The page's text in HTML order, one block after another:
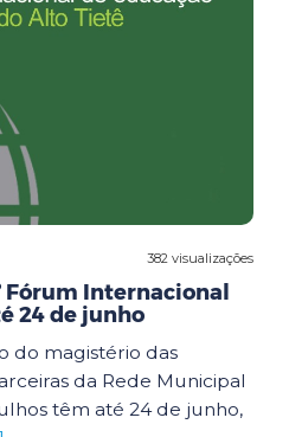
382 visualizações
Fórum Internacional
24 de junho
do magistério das
da Rede Municipal
têm até 24 de junho,